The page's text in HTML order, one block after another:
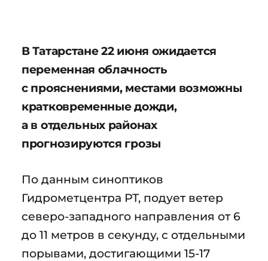
В Татарстане 22 июня ожидается
переменная облачность
с прояснениями, местами возможны
кратковременные дожди,
а в отдельных районах
прогнозируются грозы
По данным синоптиков
Гидрометцентра РТ, подует ветер
северо-западного направления от 6
до 11 метров в секунду, с отдельными
порывами, достигающими 15-17